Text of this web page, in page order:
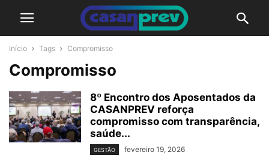
Início Tags Compromisso
Compromisso
8º Encontro dos Aposentados da
CASANPREV reforça
compromisso com transparência,
saúde...
GESTÃO fevereiro 19, 2026